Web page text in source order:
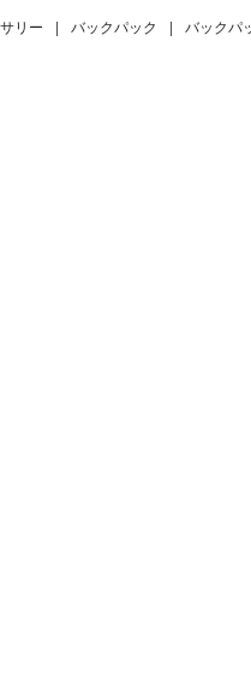
リー | バックパック | バックパ